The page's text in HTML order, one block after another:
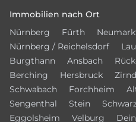
Immobilien nach Ort
Nürnberg
Fürth
Nürnberg / Reichelsdorf
Burgthann
Ansbach
Berching
Hersbruck
Schwabach
Forchheim
Sengenthal
Stein
Eggolsheim
Velburg